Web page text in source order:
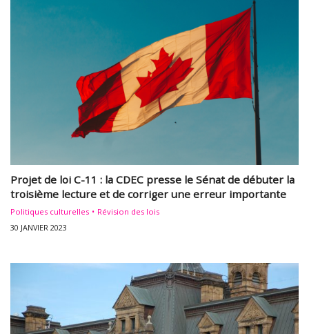
Projet de loi C-11 : la CDEC presse le Sénat de débuter la
troisième lecture et de corriger une erreur importante
Politiques culturelles
Révision des lois
30 JANVIER 2023